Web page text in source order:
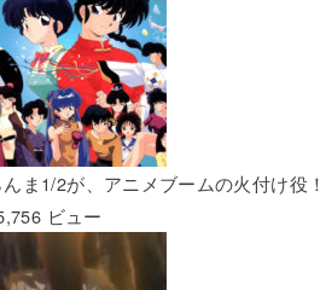
ま1/2が、アニメブームの火付け役！
ビュー